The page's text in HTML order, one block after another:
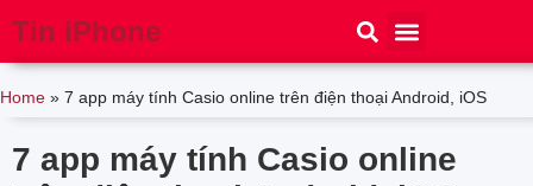
Tin iPhone
Home » 7 app máy tính Casio online trên điện thoại Android, iOS
7 app máy tính Casio online